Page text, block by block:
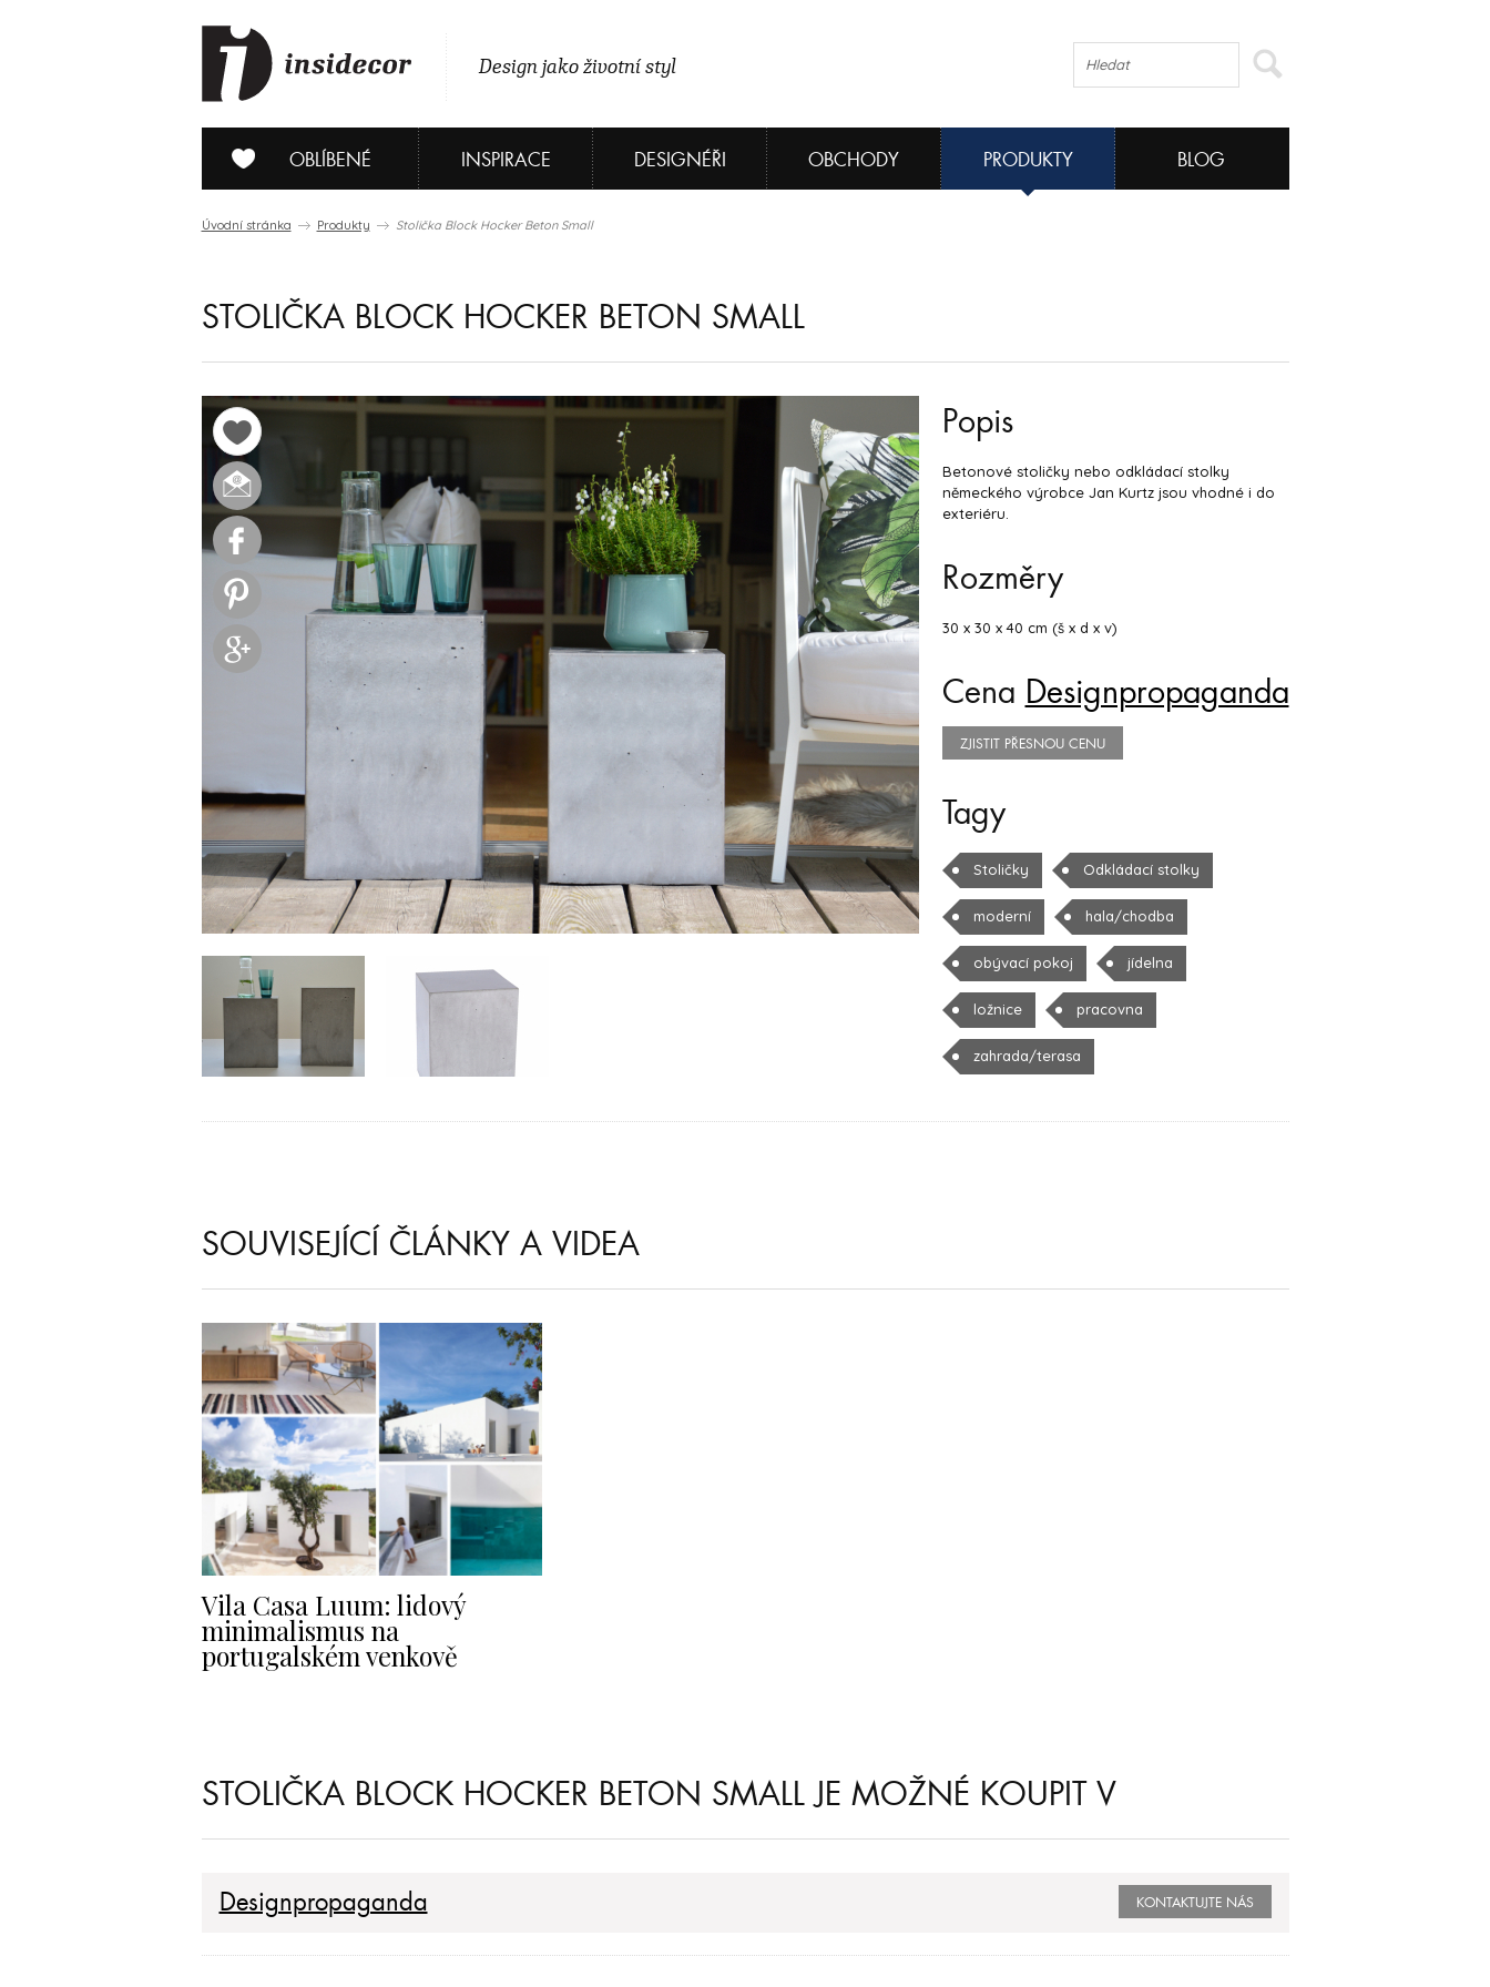
Design jako životní styl
OBLÍBENÉ INSPIRACE DESIGNÉŘI OBCHODY PRODUKTY BLOG
Úvodní stránka Produkty Stolička Block Hocker Beton Small
STOLIČKA BLOCK HOCKER BETON SMALL
Popis
Betonové stoličky nebo odkládací stolky
německého výrobce Jan Kurtz jsou vhodné i do
exteriéru.
Rozměry
30 x 30 x 40 cm (š x d x v)
Cena Designpropaganda
ZJISTIT PŘESNOU CENU
Tagy
Stoličky Odkládací stolky
moderní hala/chodba
obývací pokoj jídelna
ložnice pracovna
zahrada/terasa
SOUVISEJÍCÍ ČLÁNKY A VIDEA
Vila Casa Luum: lidový
minimalismus na
portugalském venkově
STOLIČKA BLOCK HOCKER BETON SMALL JE MOŽNÉ KOUPIT V
Designpropaganda KONTAKTUJTE NÁS